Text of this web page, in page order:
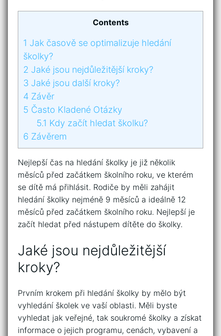
Contents
1 Jak časově se optimalizuje hledání
školky?
2 Jaké jsou nejdůležitější kroky?
3 Jaké jsou další kroky?
4 Závěr
5 Často Kladené Otázky
5.1 Kdy začít hledat školku?
6 Závěrem
Nejlepší čas na hledání školky je již několik
měsíců před začátkem školního roku, ve kterém
se dítě má přihlásit. Rodiče by měli zahájit
hledání školky nejméně 9 měsíců a ideálně 12
měsíců před začátkem školního roku. Nejlepší je
začít hledat před nástupem dítěte do školky.
Jaké jsou nejdůležitější
kroky?
Prvním krokem při hledání školky by mělo být
vyhledání školek ve vaší oblasti. Měli byste
vyhledat jak veřejné, tak soukromé školky a získat
informace o jejich programu, cenách, vybavení a